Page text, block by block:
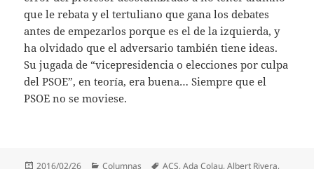
que le rebata y el tertuliano que gana los debates
antes de empezarlos porque es el de la izquierda, y
ha olvidado que el adversario también tiene ideas.
Su jugada de “vicepresidencia o elecciones por culpa
del PSOE”, en teoría, era buena… Siempre que el
PSOE no se moviese.
Publicado
2016/02/26 Categorías
Columnas Etiquetas
ACS,Ada Colau,Albert Rivera,